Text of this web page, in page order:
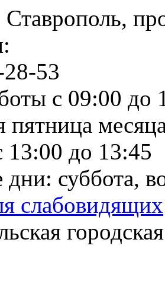
Ставрополь,
53
с 09:00 до
пятница
13:00 до 13:45
суббота,
слабовидящих